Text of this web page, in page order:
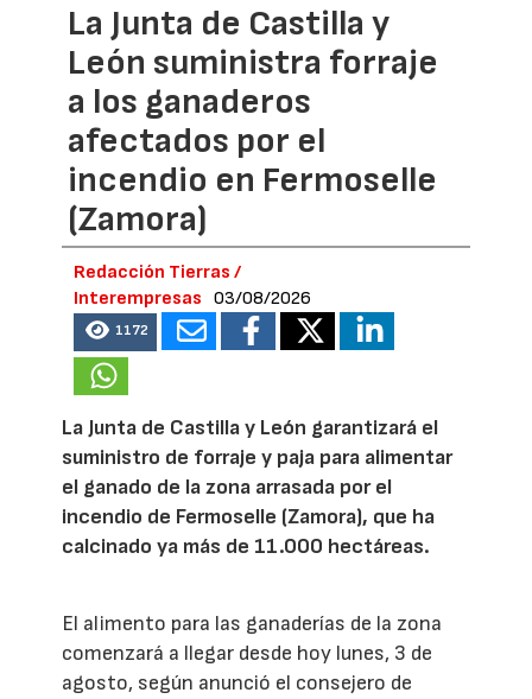
La Junta de Castilla y
León suministra forraje
a los ganaderos
afectados por el
incendio en Fermoselle
(Zamora)
Redacción Tierras /
Interempresas
03/08/2026
1172
La Junta de Castilla y León garantizará el
suministro de forraje y paja para alimentar
el ganado de la zona arrasada por el
incendio de Fermoselle (Zamora), que ha
calcinado ya más de 11.000 hectáreas.
El alimento para las ganaderías de la zona
comenzará a llegar desde hoy lunes, 3 de
agosto, según anunció el consejero de